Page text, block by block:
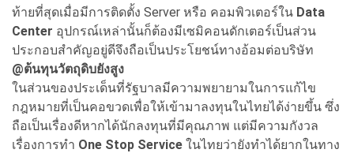
ท้ายที่สุดเมื่อมีการติดตั้ง Server หรือ คอมพิวเตอร์ใน Data
Center อุปกรณ์เหล่านั้นก็ต้องมีเซมิคอนดักเตอร์เป็นส่วน
ประกอบสำคัญอยู่ดีจึงถือเป็นประโยชน์ทางอ้อมต่อบริษัท
@ต้นทุนวัตถุดิบยังสูง
ในส่วนของประเด็นที่รัฐบาลมีความพยายามในการแก้ไข
กฎหมายที่เป็นคอขวดเพื่อให้เข้ามาลงทุนในไทยได้ง่ายขึ้น ซึ่ง
ถือเป็นเรื่องดีหากได้นักลงทุนที่มีคุณภาพ แต่มีความกังวล
เรื่องการทำ One Stop Service ในไทยว่ายังทำได้ยากในทาง